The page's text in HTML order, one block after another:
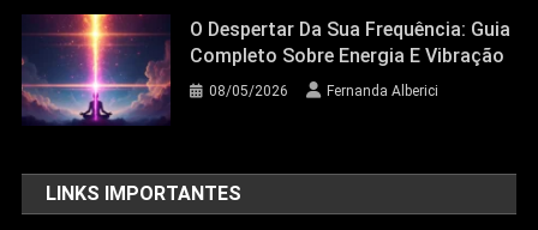
O Despertar Da Sua Frequência: Guia
Completo Sobre Energia E Vibração
08/05/2026 Fernanda Alberici
LINKS IMPORTANTES